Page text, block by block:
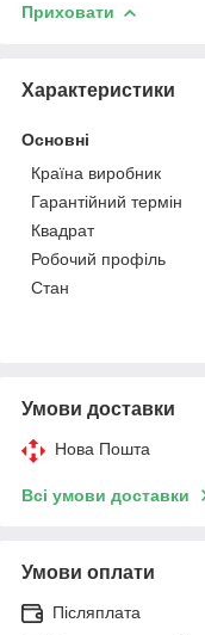
Приховати
Характеристики
Основні
Країна виробник
Гарантійний термін
Квадрат
Робочий профіль
Стан
Умови доставки
Нова Пошта
Всі умови доставки
Умови оплати
Післяплата